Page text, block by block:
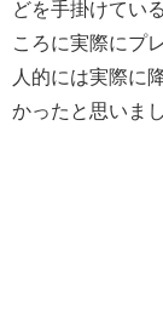
どを手掛けてい
ころに実際にプ
人的には実際に
かったと思いまし